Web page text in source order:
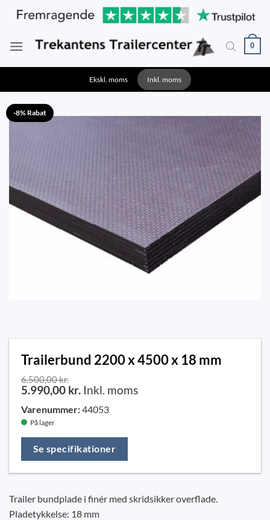
Fortsæt
0
Ekskl. moms Inkl. moms
-8% Rabat
Trailerbund 2200 x 4500 x 18 mm
6.500,00kr.
5.990,00 kr. Inkl. moms
Varenummer:44053
På lager
Se specifikationer
Trailer bundplade i finér med skridsikker overflade.
Pladetykkelse: 18 mm